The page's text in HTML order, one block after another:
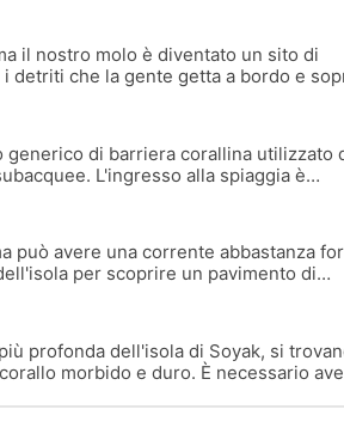
il nostro molo è diventato un sito di
detriti che la gente getta a bordo e
di pesci giovani cercano sicurezza
in giro.
generico di barriera corallina utilizzato
L'ingresso alla spiaggia è
verso gli 8 metri di profondità e si
può avere una corrente abbastanza
per scoprire un pavimento di
profonda dell'isola di Soyak, si
morbido e duro. È necessario